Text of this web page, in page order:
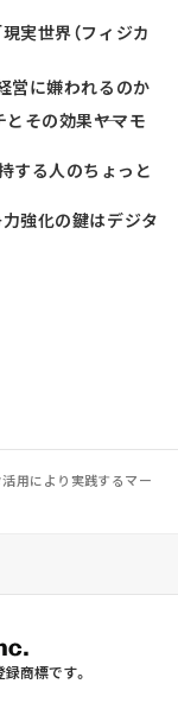
実世界（フィジカ
営に嫌われるのか
その効果――ヤマモ
する人のちょっと
強化の鍵はデジタ
活用により実践するマー
商標です。